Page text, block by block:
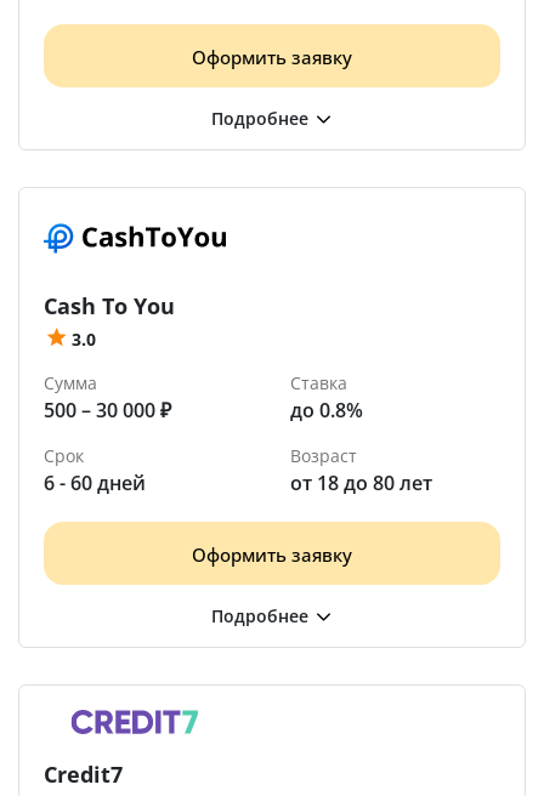
Оформить заявку
Cash To You
3.0
Сумма
500 – 30 000 ₽
Ставка
до 0.8%
Срок
6 - 60 дней
Возраст
от 18 до 80 лет
Оформить заявку
Credit7